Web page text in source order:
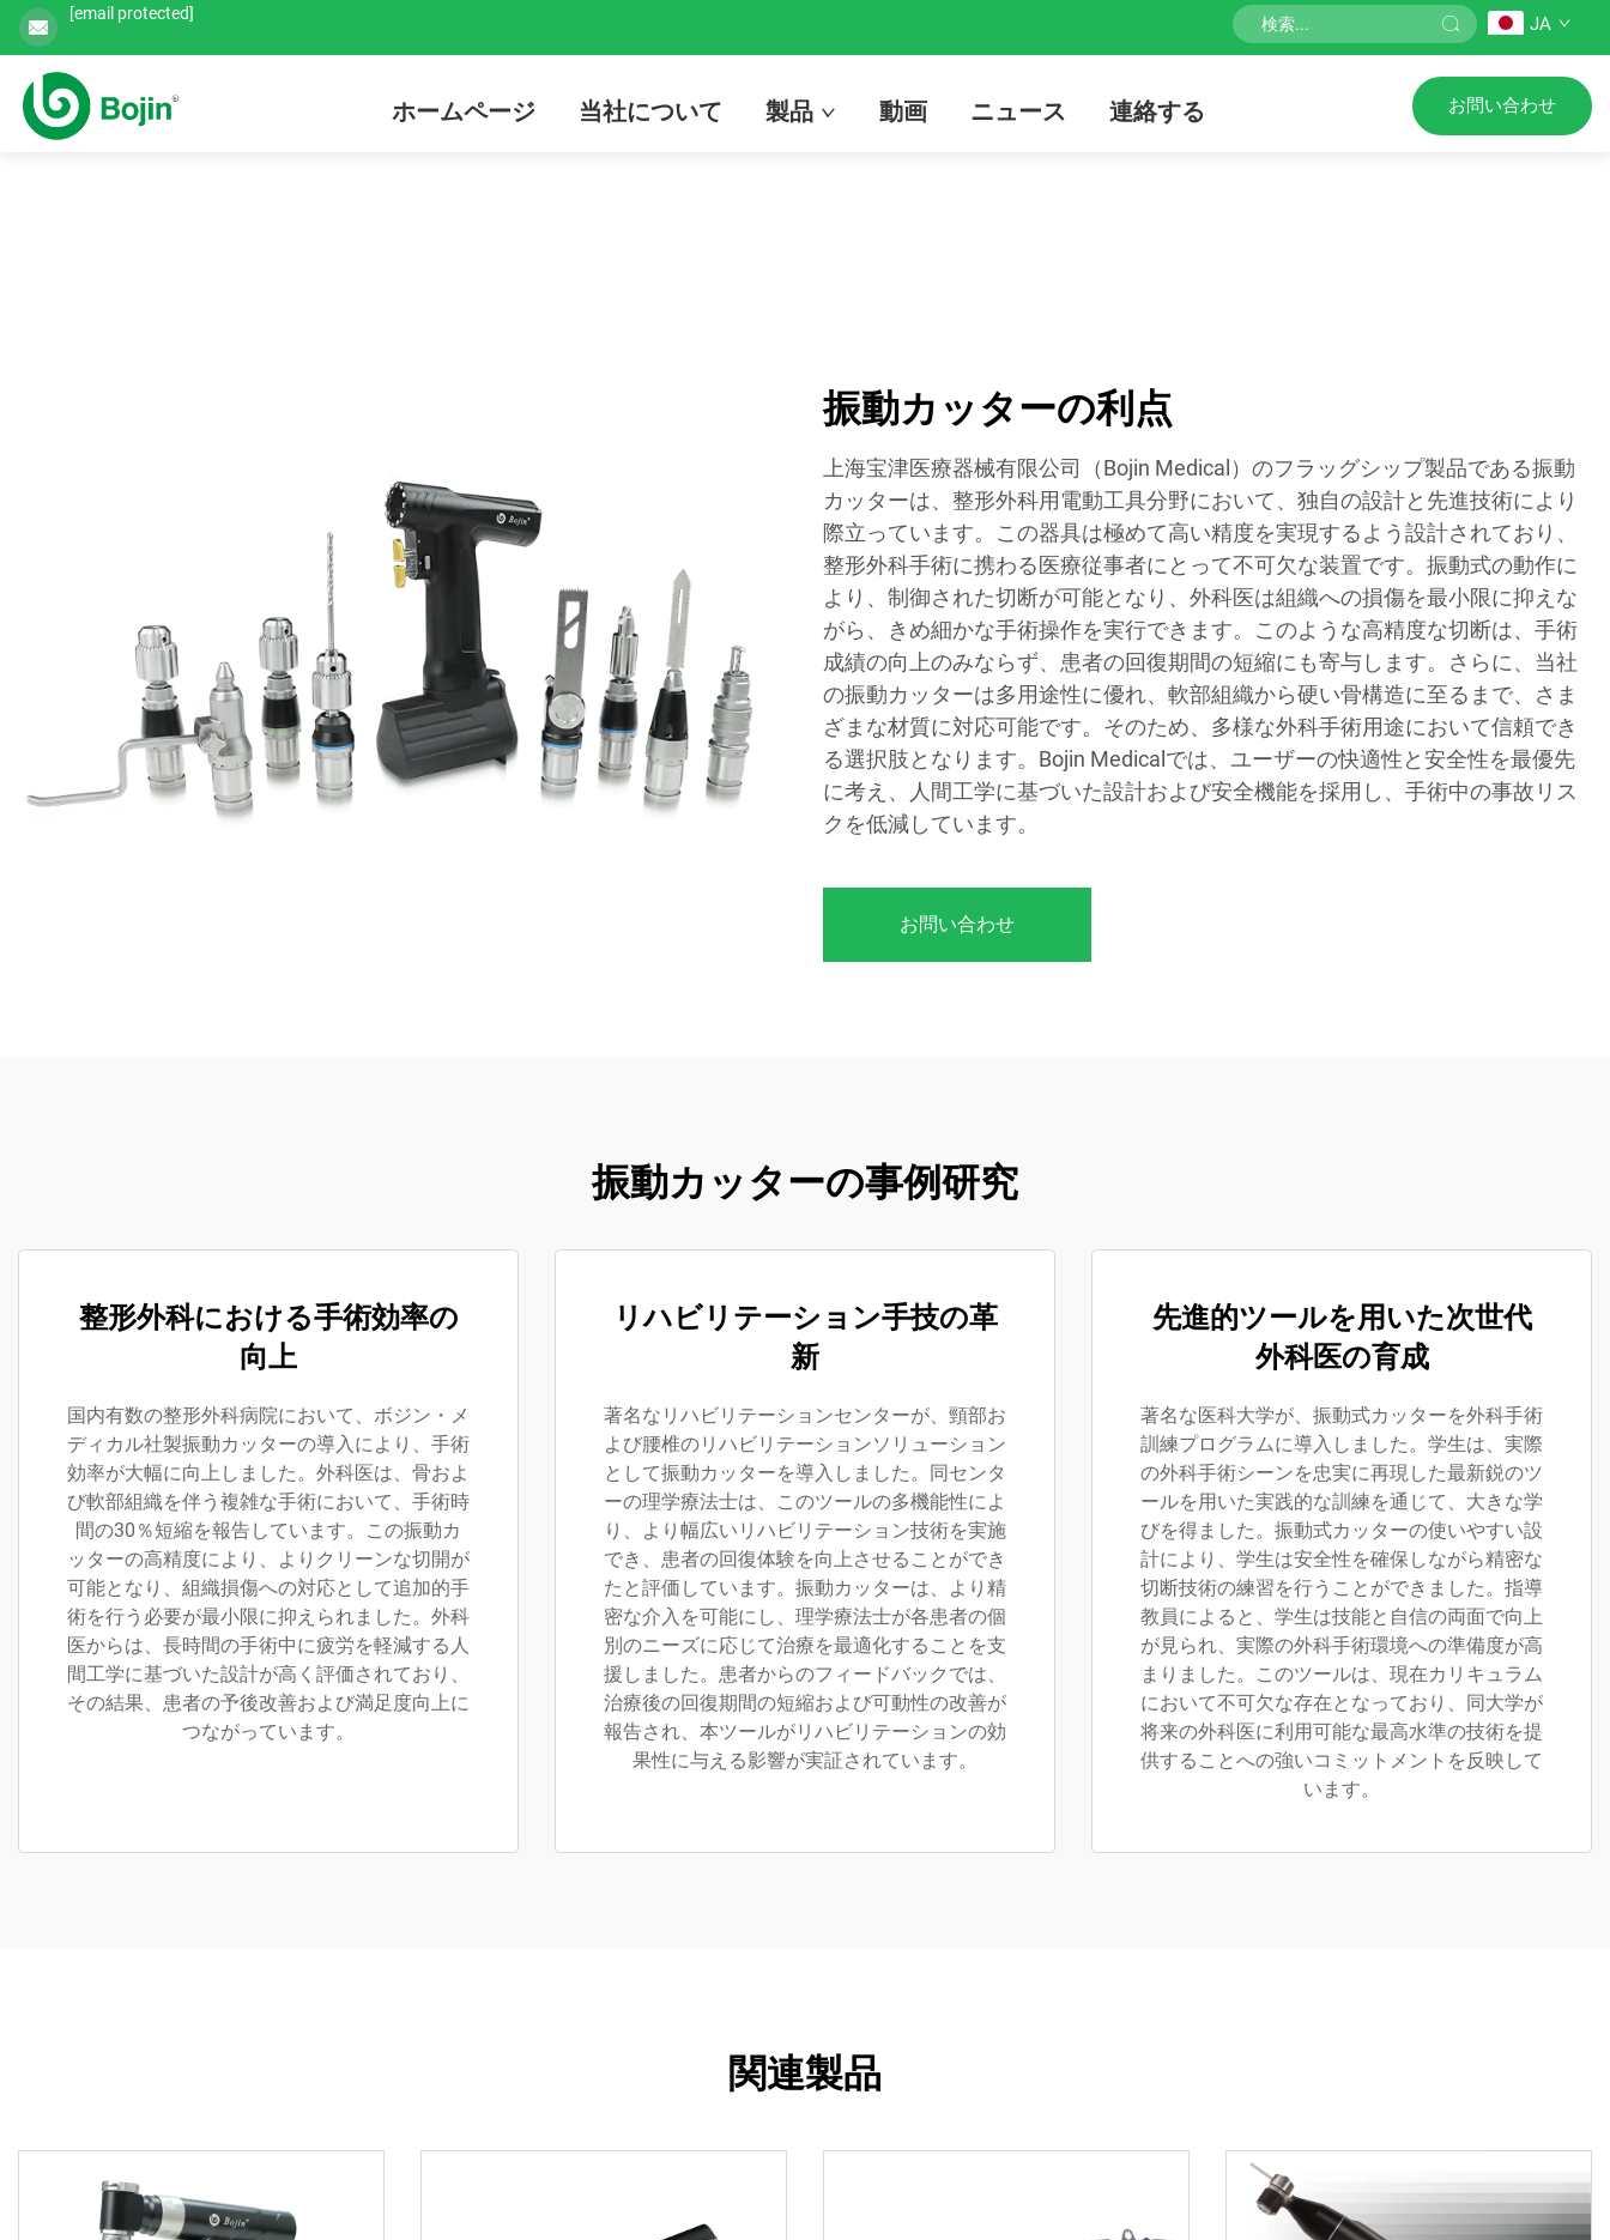
[email protected] JA
ホームページ 当社について 製品 動画 ニュース 連絡する お問い合わせ
振動カッターの利点
上海宝津医療器械有限公司（Bojin Medical）のフラッグシップ製品である振動
カッターは、整形外科用電動工具分野において、独自の設計と先進技術により
際立っています。この器具は極めて高い精度を実現するよう設計されており、
整形外科手術に携わる医療従事者にとって不可欠な装置です。振動式の動作に
より、制御された切断が可能となり、外科医は組織への損傷を最小限に抑えな
がら、きめ細かな手術操作を実行できます。このような高精度な切断は、手術
成績の向上のみならず、患者の回復期間の短縮にも寄与します。さらに、当社
の振動カッターは多用途性に優れ、軟部組織から硬い骨構造に至るまで、さま
ざまな材質に対応可能です。そのため、多様な外科手術用途において信頼でき
る選択肢となります。Bojin Medicalでは、ユーザーの快適性と安全性を最優先
に考え、人間工学に基づいた設計および安全機能を採用し、手術中の事故リス
クを低減しています。
お問い合わせ
振動カッターの事例研究
整形外科における手術効率の
向上
国内有数の整形外科病院において、ボジン・メ
ディカル社製振動カッターの導入により、手術
効率が大幅に向上しました。外科医は、骨およ
び軟部組織を伴う複雑な手術において、手術時
間の30％短縮を報告しています。この振動カ
ッターの高精度により、よりクリーンな切開が
可能となり、組織損傷への対応として追加的手
術を行う必要が最小限に抑えられました。外科
医からは、長時間の手術中に疲労を軽減する人
間工学に基づいた設計が高く評価されており、
その結果、患者の予後改善および満足度向上に
つながっています。
リハビリテーション手技の革
新
著名なリハビリテーションセンターが、頸部お
よび腰椎のリハビリテーションソリューション
として振動カッターを導入しました。同センタ
ーの理学療法士は、このツールの多機能性によ
り、より幅広いリハビリテーション技術を実施
でき、患者の回復体験を向上させることができ
たと評価しています。振動カッターは、より精
密な介入を可能にし、理学療法士が各患者の個
別のニーズに応じて治療を最適化することを支
援しました。患者からのフィードバックでは、
治療後の回復期間の短縮および可動性の改善が
報告され、本ツールがリハビリテーションの効
果性に与える影響が実証されています。
先進的ツールを用いた次世代
外科医の育成
著名な医科大学が、振動式カッターを外科手術
訓練プログラムに導入しました。学生は、実際
の外科手術シーンを忠実に再現した最新鋭のツ
ールを用いた実践的な訓練を通じて、大きな学
びを得ました。振動式カッターの使いやすい設
計により、学生は安全性を確保しながら精密な
切断技術の練習を行うことができました。指導
教員によると、学生は技能と自信の両面で向上
が見られ、実際の外科手術環境への準備度が高
まりました。このツールは、現在カリキュラム
において不可欠な存在となっており、同大学が
将来の外科医に利用可能な最高水準の技術を提
供することへの強いコミットメントを反映して
います。
関連製品